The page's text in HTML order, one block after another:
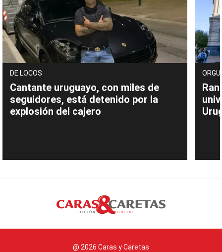
DE LOCOS
Cantante uruguayo, con miles de
seguidores, está detenido por la
explosión del cajero
@ 2026 Caras y Caretas